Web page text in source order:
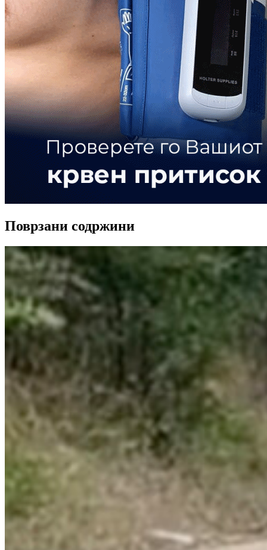
Поврзани содржини